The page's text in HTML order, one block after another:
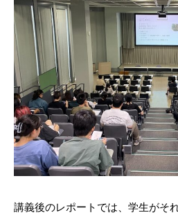
講義後のレポートでは、学生がそ